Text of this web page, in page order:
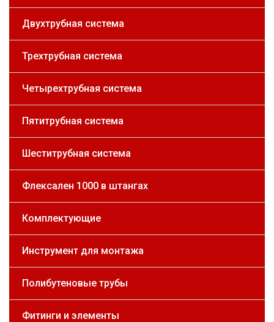
Двухтрубная система
Трехтрубная система
Четырехтрубная система
Пятитрубная система
Шеститрубная система
Флексален 1000 в штангах
Комплектующие
Инструмент для монтажа
Полибутеновые трубы
Фитинги и элементы